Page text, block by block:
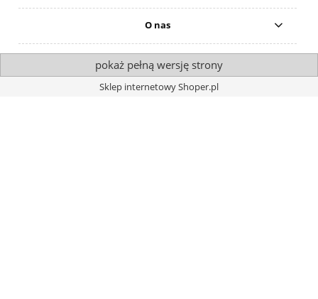
O nas
pokaż pełną wersję strony
Sklep internetowy Shoper.pl